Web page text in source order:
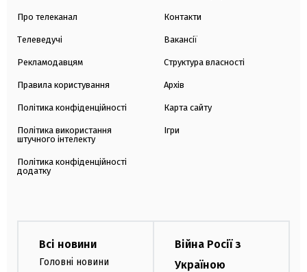
Про телеканал
Телеведучі
Рекламодавцям
Правила користування
Політика конфіденційності
Політика використання
штучного інтелекту
Політика конфіденційності
додатку
Контакти
Вакансії
Структура власності
Архів
Карта сайту
Ігри
Всі новини
Головні новини
Війна Росії з
Україною